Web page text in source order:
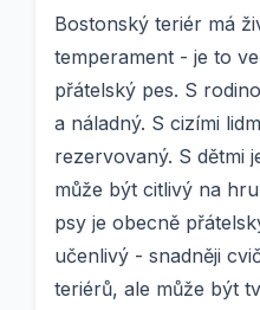
Bostonský teriér má
temperament - je to
přátelský pes. S
a náladný. S cizími
rezervovaný. S dětmi
může být citlivý na
psy je obecně
učenlivý - snadněji
teriérů, ale může být